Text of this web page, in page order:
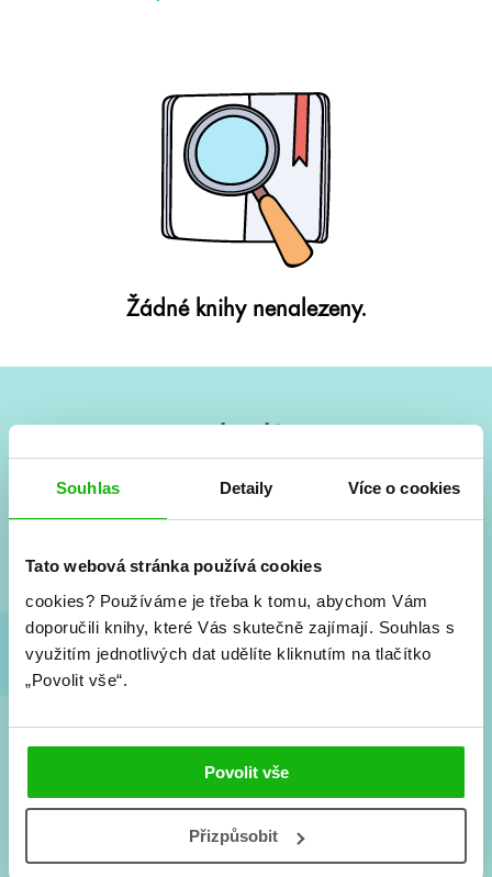
Souhlas Detaily Více o cookies
Tato webová stránka používá cookies
cookies? Používáme je třeba k tomu, abychom Vám
doporučili knihy, které Vás skutečně zajímají. Souhlas s
využitím jednotlivých dat udělíte kliknutím na tlačítko
„Povolit vše“.
Povolit vše
Přizpůsobit
Žádné knihy nenalezeny.
Vše kolem #youngadult každý měsíc rovnou do mailu!
a seriálové adaptace a další.
Souhlasím spodmínkami zpracování osobních údajů
Tvá e-mailová adresa je u nás v bezpečí. Přečti si